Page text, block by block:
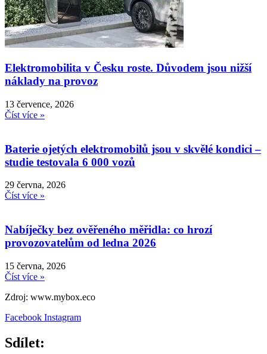
Elektromobilita v Česku roste. Důvodem jsou nižší
náklady na provoz
13 července, 2026
Číst více »
Baterie ojetých elektromobilů jsou v skvělé kondici –
studie testovala 6 000 vozů
29 června, 2026
Číst více »
Nabíječky bez ověřeného měřidla: co hrozí
provozovatelům od ledna 2026
15 června, 2026
Číst více »
Zdroj: www.mybox.eco
Facebook Instagram
Sdílet: